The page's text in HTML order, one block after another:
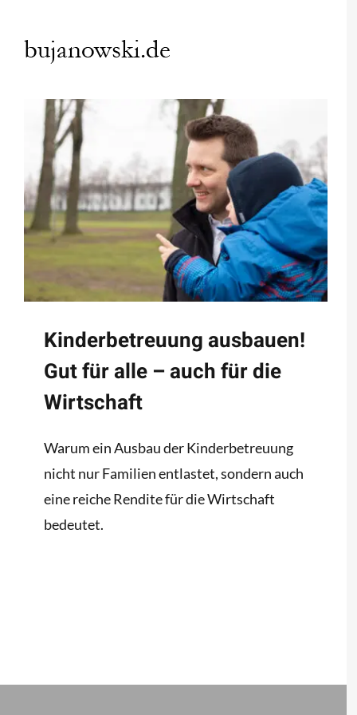
Inhalt
springen
Kinderbetreuung ausbauen!
Gut für alle – auch für die
Wirtschaft
Warum ein Ausbau der Kinderbetreuung
nicht nur Familien entlastet, sondern auch
eine reiche Rendite für die Wirtschaft
bedeutet.